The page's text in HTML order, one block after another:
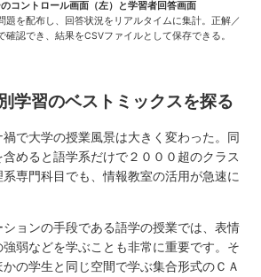
コントロール画面（左）と学習者回答画面
題を配布し、回答状況をリアルタイムに集計。正解／
認でき、結果をCSVファイルとして保存できる。
学習のベストミックスを探る
で大学の授業風景は大きく変わった。同
めると語学系だけで２０００超のクラス
専門科目でも、情報教室の活用が急速に
ョンの手段である語学の授業では、表情
弱などを学ぶことも非常に重要です。そ
の学生と同じ空間で学ぶ集合形式のＣＡ